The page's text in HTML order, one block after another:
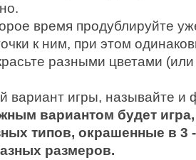
время продублируйте
к ним, при этом
разными цветами
вариант игры, называйте и
вариантом будет игра,
типов, окрашенные в 3
размеров.